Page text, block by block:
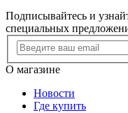
Подписывайтесь и
специальных
О магазине
Новости
Где купить